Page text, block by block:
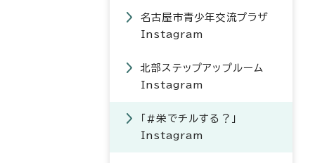
名古屋市青少年交流プラザ
Instagram
北部ステップアップルーム
Instagram
「#栄でチルする？」
Instagram